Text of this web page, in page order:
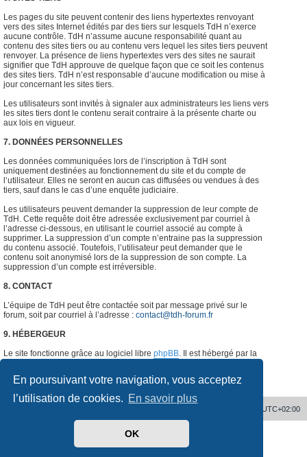
En poursuivant votre navigation, vous acceptez
l’utilisation de cookies. En savoir plus
OK
Les pages du site peuvent contenir des liens hypertextes renvoyant
vers des sites Internet édités par des tiers sur lesquels TdH n’exerce
aucune contrôle. TdH n’assume aucune responsabilité quant au
contenu des sites tiers ou au contenu vers lequel les sites tiers peuvent
renvoyer. La présence de liens hypertextes vers des sites ne saurait
signifier que TdH approuve de quelque façon que ce soit les contenus
des sites tiers. TdH n’est responsable d’aucune modification ou mise à
jour concernant les sites tiers.
Les utilisateurs sont invités à signaler aux administrateurs les liens vers
les sites tiers dont le contenu serait contraire à la présente charte ou
aux lois en vigueur.
7. DONNÉES PERSONNELLES
Les données communiquées lors de l’inscription à TdH sont
uniquement destinées au fonctionnement du site et du compte de
l’utilisateur. Elles ne seront en aucun cas diffusées ou vendues à des
tiers, sauf dans le cas d’une enquête judiciaire.
Les utilisateurs peuvent demander la suppression de leur compte de
TdH. Cette requête doit être adressée exclusivement par courriel à
l’adresse ci-dessous, en utilisant le courriel associé au compte à
supprimer. La suppression d’un compte n’entraine pas la suppression
du contenu associé. Toutefois, l’utilisateur peut demander que le
contenu soit anonymisé lors de la suppression de son compte. La
suppression d’un compte est irréversible.
8. CONTACT
L’équipe de TdH peut être contactée soit par message privé sur le
forum, soit par courriel à l’adresse : contact@tdh-forum.fr
9. HÉBERGEUR
Le site fonctionne grâce au logiciel libre phpBB. Il est hébergé par la
France.
UTC+02:00
phpBB ® Forum Software © phpBB Limited
phpBB-fr.com